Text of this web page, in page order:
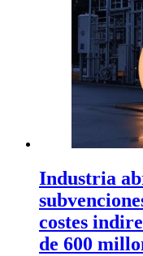
Industria
costes
de 600